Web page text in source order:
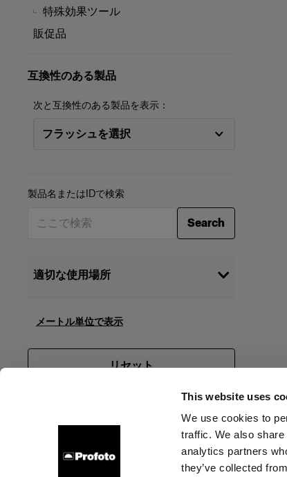
This website uses
We use cookies to
traffic. We also
analytics partners
they’ve collected
特殊効果ツール
販促品
互換性のある製品
次と互換性のある製品を表示：
フラッシュを選択
製品名またはIDで検索
Search
適切な使用場所
Cinema
Selecting multiple categories will show
products that work for all selected
メートル単位で表示
リセット
会社概要 お問い合わせ サポート 採用情報